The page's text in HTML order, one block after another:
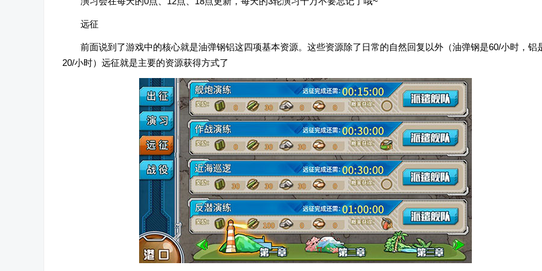
远征
前面说到了游戏中的核心就是油弹钢铝这四项基本资源。这些资源除了日常的自然回复以外（油弹钢是60/小时，铝
20/小时）远征就是主要的资源获得方式了